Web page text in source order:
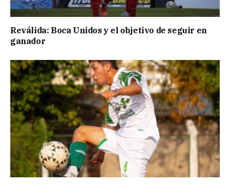
Reválida: Boca Unidos y el objetivo de seguir en
ganador